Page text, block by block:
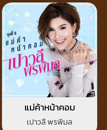
แม่ค้าหน้าคอม
เปาวลี พรพิมล